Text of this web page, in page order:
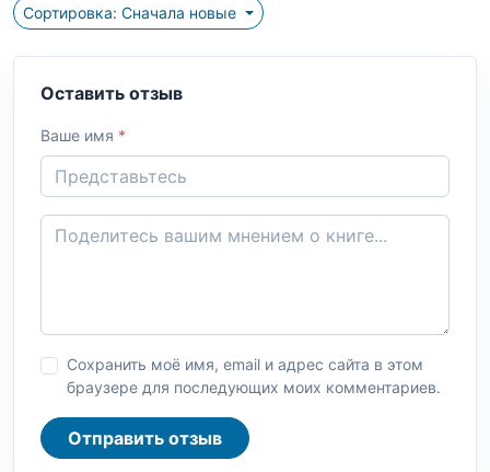
Сортировка: Сначала новые
Оставить отзыв
Ваше имя *
Сохранить моё имя, email и адрес сайта в этом
браузере для последующих моих комментариев.
Отправить отзыв